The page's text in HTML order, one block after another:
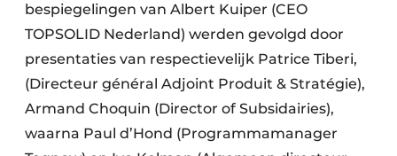
bespiegelingen van Albert Kuiper (CEO
TOPSOLID Nederland) werden gevolgd door
presentaties van respectievelijk Patrice Tiberi,
(Directeur général Adjoint Produit & Stratégie),
Armand Choquin (Director of Subsidairies),
waarna Paul d’Hond (Programmamanager